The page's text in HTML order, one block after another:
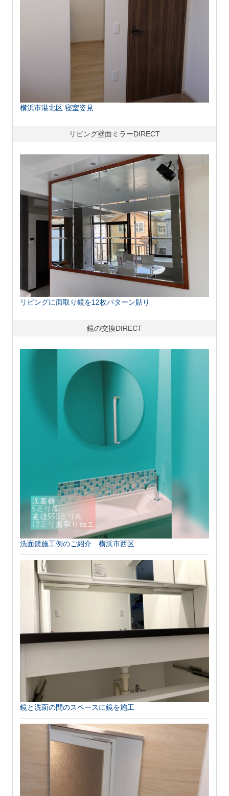
横浜市港北区 寝室姿見
リビング壁面ミラーDIRECT
リビングに面取り鏡を12枚パターン貼り
鏡の交換DIRECT
洗面鏡施工例のご紹介 横浜市西区
鏡と洗面の間のスペースに鏡を施工